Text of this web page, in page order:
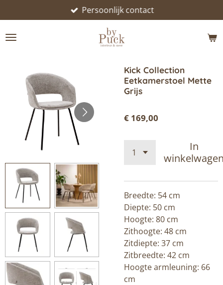
direct
naar
Persoonlijk contact
Kick Collection
Eetkamerstoel Mette
Grijs
€ 169,00
In
Breedte: 54 cm
Diepte: 50 cm
Hoogte: 80 cm
Zithoogte: 48 cm
Zitdiepte: 37 cm
Zitbreedte: 42 cm
Hoogte armleuning: 66
cm